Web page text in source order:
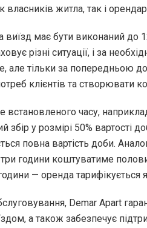
власників житла, так і
виїзд має бути виконаний до
різні ситуації, і за
але тільки за попередньою
клієнтів та створювати
встановленого часу,
у розмірі 50% вартості
повна вартість доби.
години коштуватиме
— оренда тарифікується
Demar Apart
а також забезпечує